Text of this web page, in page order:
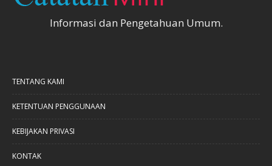
Informasi dan Pengetahuan Umum.
TENTANG KAMI
KETENTUAN PENGGUNAAN
KEBIJAKAN PRIVASI
KONTAK